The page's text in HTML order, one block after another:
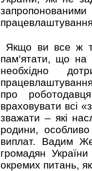
Якщо ви все ж
пам’ятати, що на
необхідно
про
враховувати всі
зважати – які
родини,
виплат. Вадим
громадян
окремих питань,